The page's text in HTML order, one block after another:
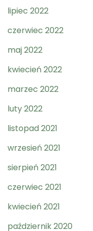
lipiec 2022
czerwiec 2022
maj 2022
kwiecień 2022
marzec 2022
luty 2022
listopad 2021
wrzesień 2021
sierpień 2021
czerwiec 2021
kwiecień 2021
październik 2020